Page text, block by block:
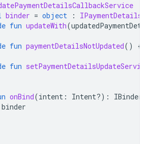
binder = object :
fun updateWith(
fun paymentDetailsNotUpdated() {}
fun
onBind(intent : Intent?) :
binder